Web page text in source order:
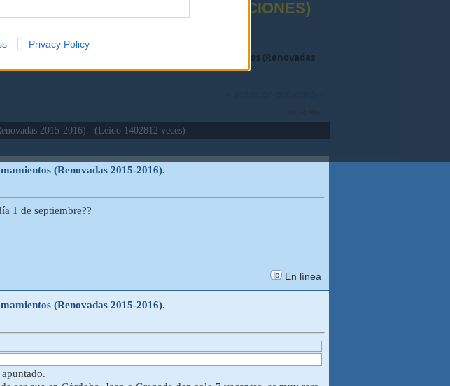
Privacy Policy
DOCENTE ACTUAL (OPOSICIONES)
Listas de educación física para consultar llamamientos (Renovadas
IMPRIMIR
2015-2016). (Leído 1402812 veces)
(Renovadas 2015-2016).
1 de septiembre??
En línea
(Renovadas 2015-2016).